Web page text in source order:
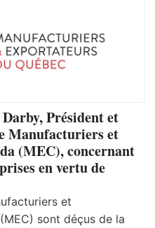
Président et
Manufacturiers et
(MEC), concernant
en vertu de
et
sont déçus de la